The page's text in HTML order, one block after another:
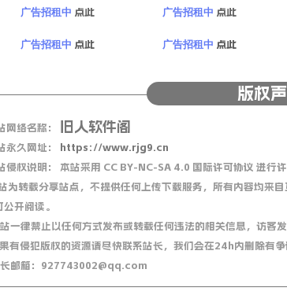
广告招租中 点此 广告招租中 点此
广告招租中 点此 广告招租中 点此
版权
网络名称： 旧人软件阁
永久网址：
https://www.rjg9.cn
侵权说明：
本站采用 CC BY-NC-SA 4.0 国际许可协议 进行
为转载分享站点，不提供任何上传下载服务，所有内容均来
公开阅读。
一律禁止以任何方式发布或转载任何违法的相关信息，访客
有侵犯版权的资源请尽快联系站长，我们会在24h内删除有争
邮箱：927743002@qq.com